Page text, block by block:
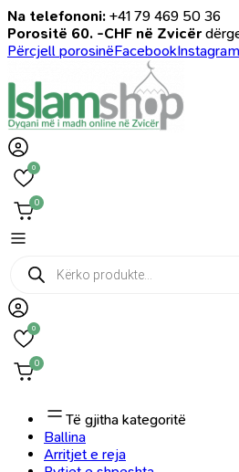
Na telefononi: +41 79 469 50 36
Porositë 60. -CHF në Zvicër
Përcjell porosinëFacebookInstagram
0
0
Products
search
0
0
Të gjitha kategoritë
Ballina
Arritjet e reja